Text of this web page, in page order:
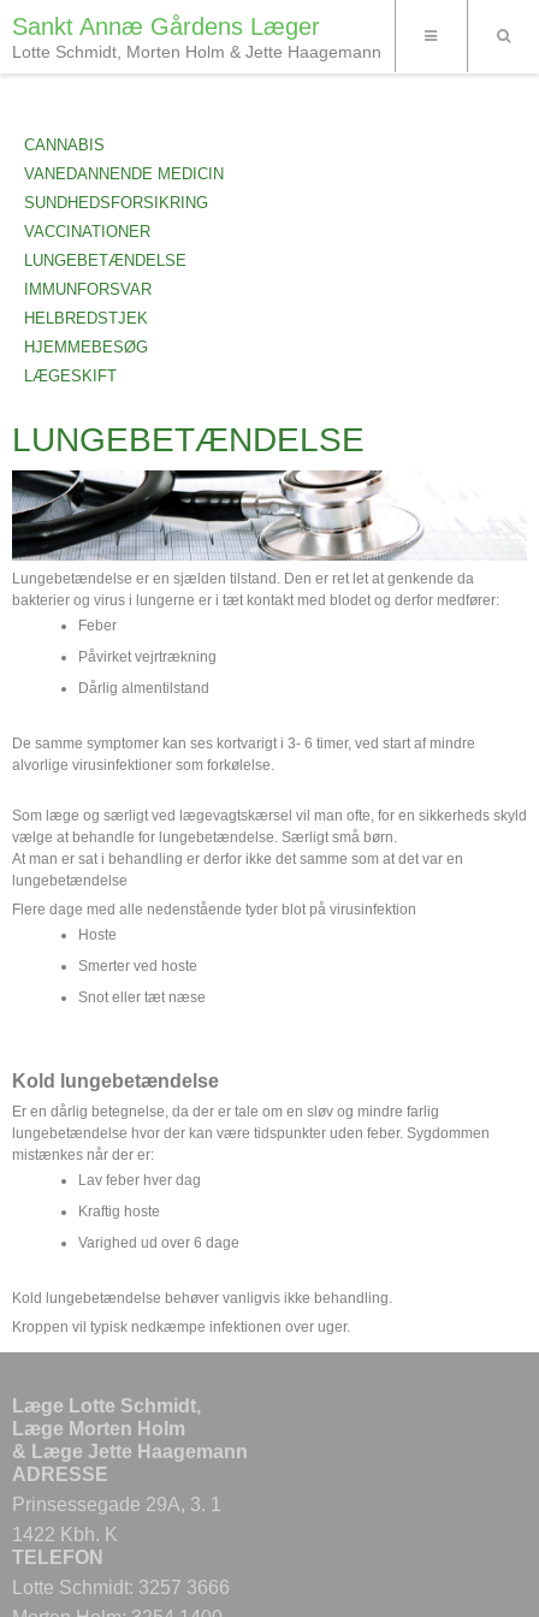
Sankt Annæ Gårdens Læger
Lotte Schmidt, Morten Holm & Jette Haagemann
CANNABIS
VANEDANNENDE MEDICIN
SUNDHEDSFORSIKRING
VACCINATIONER
LUNGEBETÆNDELSE
IMMUNFORSVAR
HELBREDSTJEK
HJEMMEBESØG
LÆGESKIFT
LUNGEBETÆNDELSE
Lungebetændelse er en sjælden tilstand. Den er ret let at genkende da
bakterier og virus i lungerne er i tæt kontakt med blodet og derfor medfører:
Feber
Påvirket vejrtrækning
Dårlig almentilstand
De samme symptomer kan ses kortvarigt i 3- 6 timer, ved start af mindre
alvorlige virusinfektioner som forkølelse.
Som læge og særligt ved lægevagtskærsel vil man ofte, for en sikkerheds skyld
vælge at behandle for lungebetændelse. Særligt små børn.
At man er sat i behandling er derfor ikke det samme som at det var en
lungebetændelse
Flere dage med alle nedenstående tyder blot på virusinfektion
Hoste
Smerter ved hoste
Snot eller tæt næse
Kold lungebetændelse
Er en dårlig betegnelse, da der er tale om en sløv og mindre farlig
lungebetændelse hvor der kan være tidspunkter uden feber. Sygdommen
mistænkes når der er:
Lav feber hver dag
Kraftig hoste
Varighed ud over 6 dage
Kold lungebetændelse behøver vanligvis ikke behandling.
Kroppen vil typisk nedkæmpe infektionen over uger.
Læge Lotte Schmidt,
Læge Morten Holm
& Læge Jette Haagemann
ADRESSE
Prinsessegade 29A, 3. 1
1422 Kbh. K
TELEFON
Lotte Schmidt: 3257 3666